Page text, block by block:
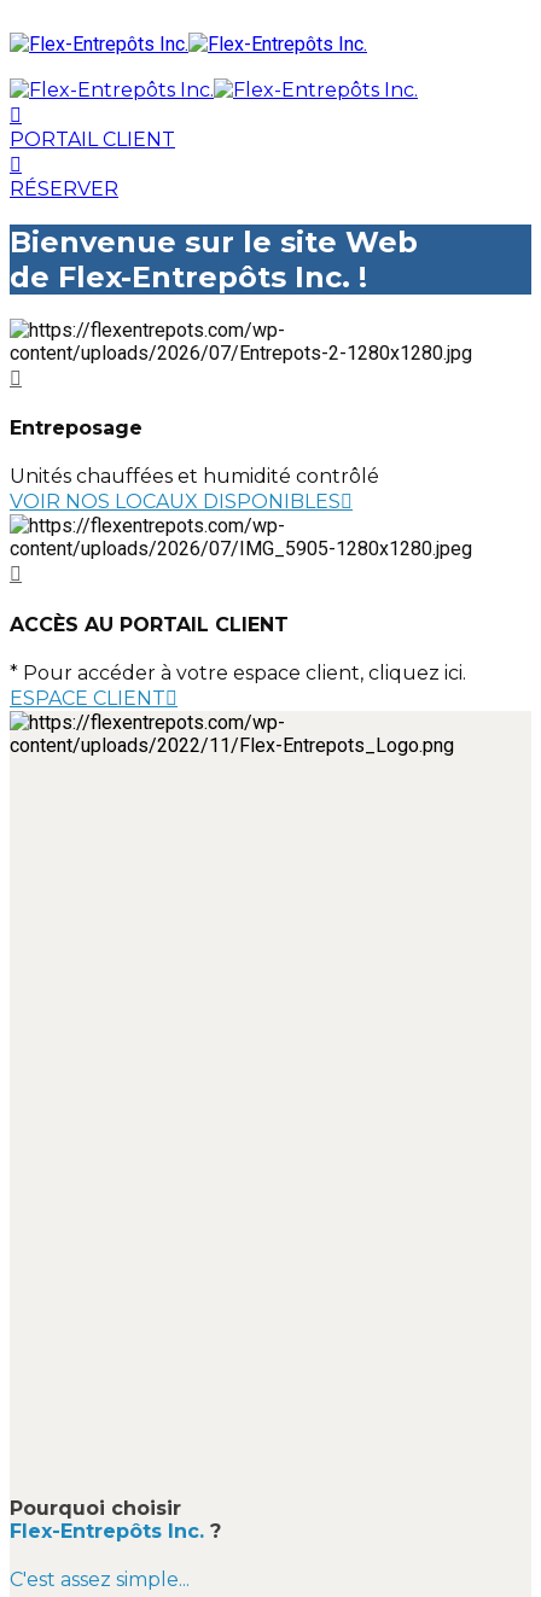
PORTAIL CLIENT
RÉSERVER
Bienvenue sur le site Web
de Flex-Entrepôts Inc. !
Entreposage
Unités chauffées et humidité contrôlé
VOIR NOS LOCAUX DISPONIBLES
ACCÈS AU PORTAIL CLIENT
* Pour accéder à votre espace client, cliquez ici.
ESPACE CLIENT
Pourquoi choisir
Flex-Entrepôts Inc. ?
C'est assez simple...